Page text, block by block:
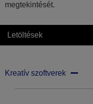
megtekintését.
Letöltések
Kreatív szoftverek